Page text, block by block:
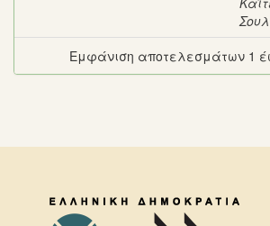
Εμφάνιση αποτελεσμάτων 1